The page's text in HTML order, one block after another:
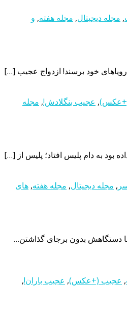
, مجله دیجیتال, مجله هفته, و
, عجیب بنگلادش!, مجله
به دام پلیس افتاد؛ پلیس از […]
, مجله دیجیتال, مجله هفته, های
بعد همراه با دستگاهش بدون برجای گذاشتن…
, عجیب (+عکس), عجیب باران!,